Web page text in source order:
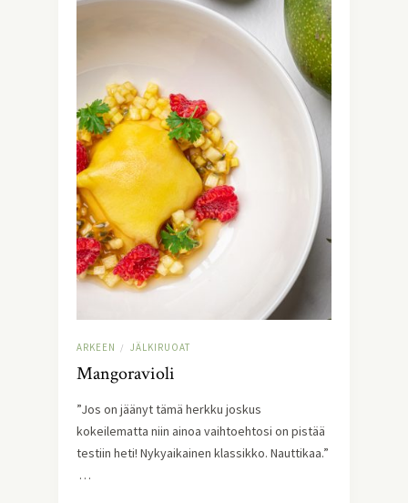
ARKEEN / JÄLKIRUOAT
Mangoravioli
”Jos on jäänyt tämä herkku joskus
kokeilematta niin ainoa vaihtoehtosi on pistää
testiin heti! Nykyaikainen klassikko. Nauttikaa.”
…